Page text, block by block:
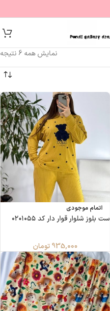
نمایش همه 6 نتیجه
اتمام موجودی
ست بلوز شلوار قوار دار کد ۰۲۰۱۰۵۵
935,000 تومان